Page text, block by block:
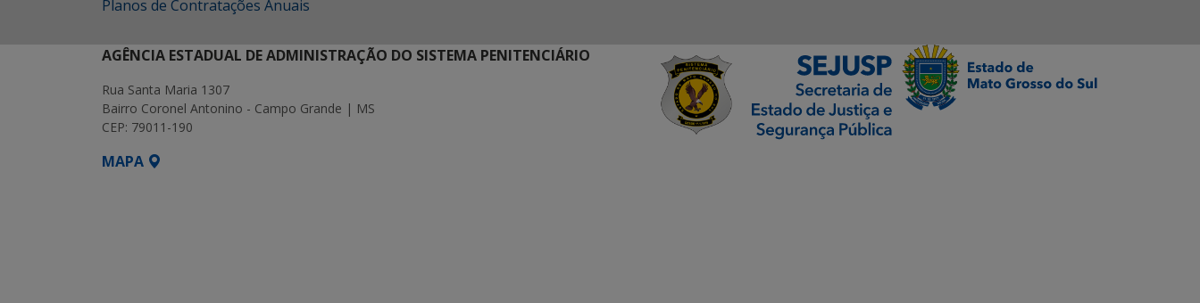
Planos de Contratações Anuais
AGÊNCIA ESTADUAL DE ADMINISTRAÇÃO DO SISTEMA PENITENCIÁRIO
Rua Santa Maria 1307
Bairro Coronel Antonino - Campo Grande | MS
CEP: 79011-190
MAPA